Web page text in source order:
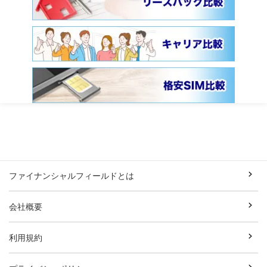
ファイナンシャルフィールドとは
会社概要
利用規約